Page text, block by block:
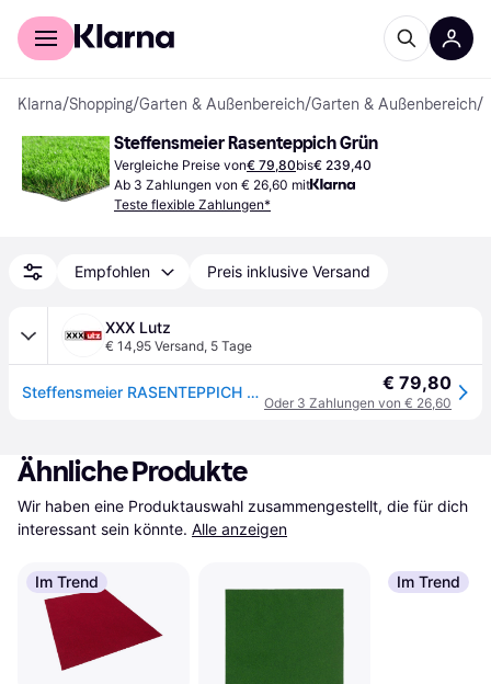
Für Shopper
Klarna/Shopping/Garten & Außenbereich/Garten & Außenbereich/
Steffensmeier Rasenteppich Grün
Vergleiche Preise von€ 79,80bis€ 239,40
Ab 3 Zahlungen von € 26,60 mit
Teste flexible Zahlungen*
Empfohlen Preis inklusive Versand
XXX Lutz
€ 14,95 Versand, 5 Tage
Steffensmeier RASENTEPPICH Grün 400/400 cm Ireland Grün Global Carpet € 79,80
Oder 3 Zahlungen von € 26,60
Ähnliche Produkte
Wir haben eine Produktauswahl zusammengestellt, die für dich
interessant sein könnte. Alle anzeigen
Im Trend Im Trend